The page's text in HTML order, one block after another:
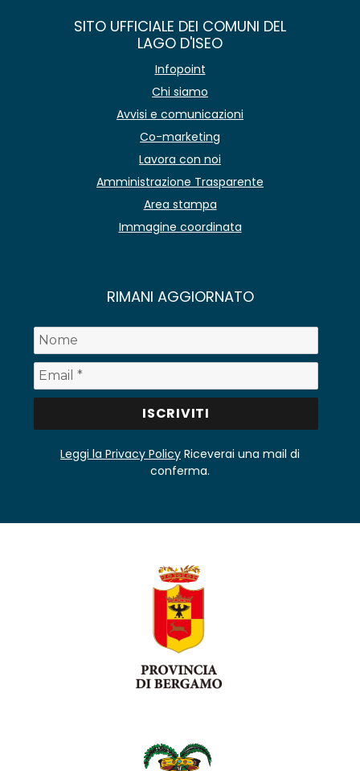
SITO UFFICIALE DEI COMUNI DEL
LAGO D'ISEO
Infopoint
Chi siamo
Avvisi e comunicazioni
Co-marketing
Lavora con noi
Amministrazione Trasparente
Area stampa
Immagine coordinata
RIMANI AGGIORNATO
Leggi la Privacy Policy Riceverai una mail di
conferma.